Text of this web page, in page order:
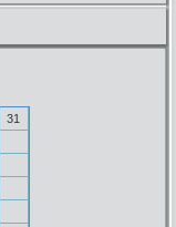
31